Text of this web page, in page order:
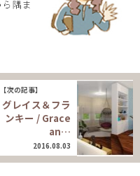
【次の記事】
グレイス＆フラ
ンキー / Grace
an…
2016.08.03